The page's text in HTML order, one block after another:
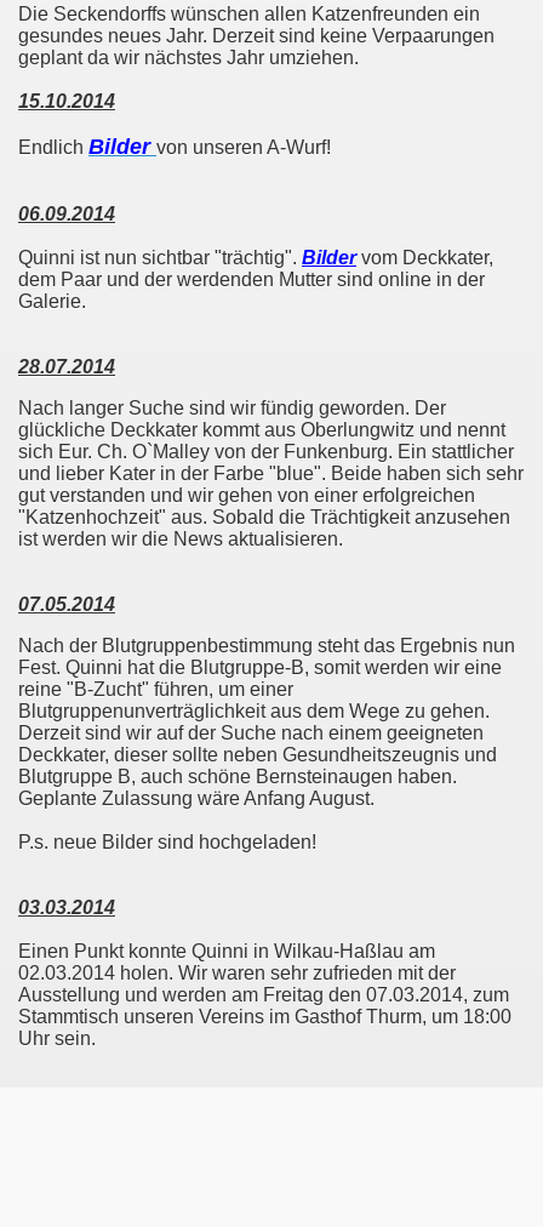
Die Seckendorffs wünschen allen Katzenfreunden ein
gesundes neues Jahr. Derzeit sind keine Verpaarungen
geplant da wir nächstes Jahr umziehen.
15.10.2014
Endlich Bilder von unseren A-Wurf!
06.09.2014
Quinni ist nun sichtbar "trächtig". Bilder vom Deckkater,
dem Paar und der werdenden Mutter sind online in der
Galerie.
28.07.2014
Nach langer Suche sind wir fündig geworden. Der
glückliche Deckkater kommt aus Oberlungwitz und nennt
sich Eur. Ch. O`Malley von der Funkenburg. Ein stattlicher
und lieber Kater in der Farbe "blue". Beide haben sich sehr
gut verstanden und wir gehen von einer erfolgreichen
"Katzenhochzeit" aus. Sobald die Trächtigkeit anzusehen
ist werden wir die News aktualisieren.
07.05.2014
Nach der Blutgruppenbestimmung steht das Ergebnis nun
Fest. Quinni hat die Blutgruppe-B, somit werden wir eine
reine "B-Zucht" führen, um einer
Blutgruppenunverträglichkeit aus dem Wege zu gehen.
Derzeit sind wir auf der Suche nach einem geeigneten
Deckkater, dieser sollte neben Gesundheitszeugnis und
Blutgruppe B, auch schöne Bernsteinaugen haben.
Geplante Zulassung wäre Anfang August.
P.s. neue Bilder sind hochgeladen!
03.03.2014
Einen Punkt konnte Quinni in Wilkau-Haßlau am
02.03.2014 holen. Wir waren sehr zufrieden mit der
Ausstellung und werden am Freitag den 07.03.2014, zum
Stammtisch unseren Vereins im Gasthof Thurm, um 18:00
Uhr sein.